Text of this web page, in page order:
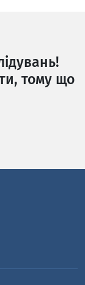
тому що